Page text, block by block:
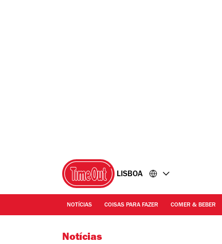
LISBOA
NOTÍCIAS COISAS PARA FAZER COMER & BEBER
Notícias